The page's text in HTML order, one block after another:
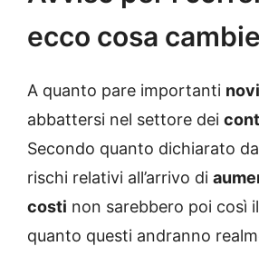
ecco cosa
A quanto pare importanti
abbattersi nel settore dei
Secondo quanto dichiarato da
rischi relativi all’arrivo di
costi non sarebbero poi così
quanto questi andranno